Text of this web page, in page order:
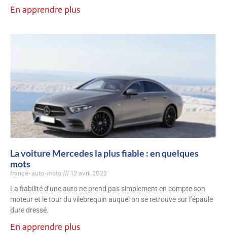
En apprendre plus
La voiture Mercedes la plus fiable : en quelques
mots
france-auto-moto 12 avril 2022
La fiabilité d’une auto ne prend pas simplement en compte son
moteur et le tour du vilebrequin auquel on se retrouve sur l’épaule
dure dressé.
En apprendre plus